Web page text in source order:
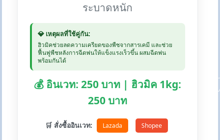
ระบาดหนัก
💎 เหตุผลที่ใช้คู่กัน:
ฮิวมิคช่วยลดความเครียดของพืชจากสารเคมี และช่วย
ฟื้นฟูพืชหลังการฉีดพ่นให้แข็งแรงเร็วขึ้น ผสมฉีดพ่น
พร้อมกันได้
💰 อินเวท: 250 บาท | ฮิวมิค 1kg:
250 บาท
🛒 สั่งซื้ออินเวท: Lazada Shopee